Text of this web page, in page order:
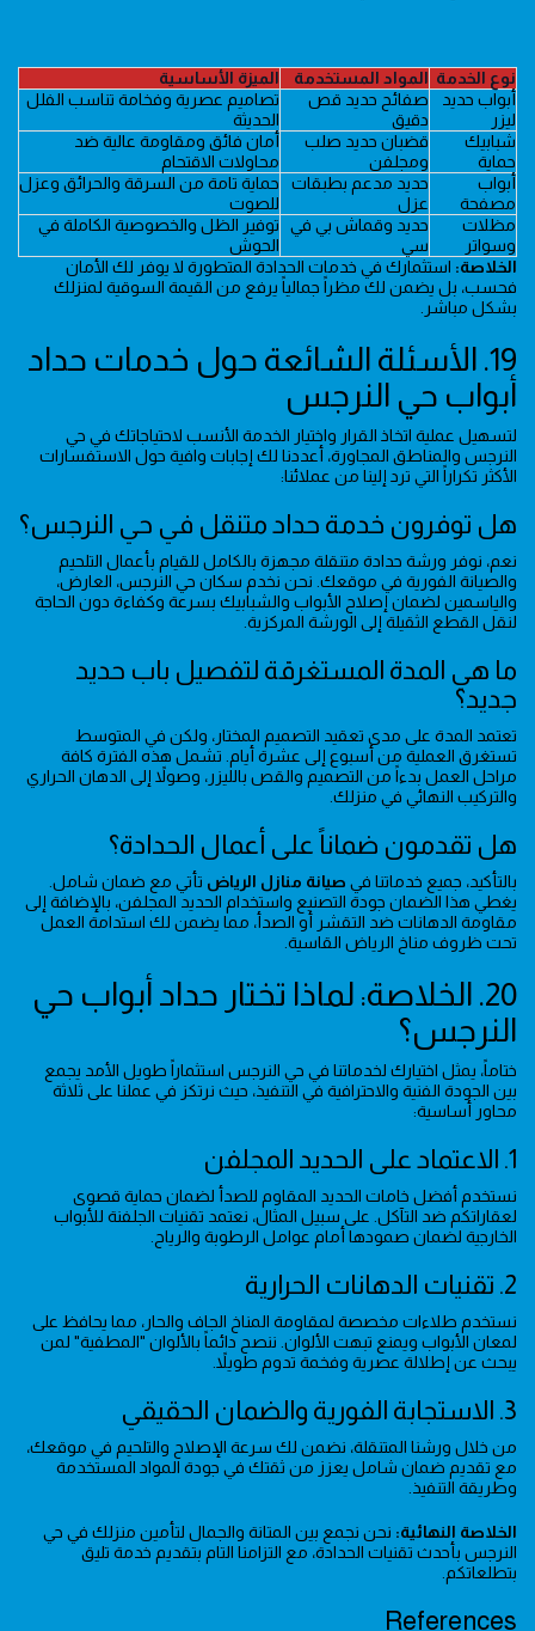
نوع الخدمة المواد المستخدمة
الميزة الأساسية
أبواب حديد
ليزر
صفائح حديد قص
دقيق
تصاميم عصرية وفخامة تناسب الفلل
الحديثة
شبابيك
حماية
قضبان حديد صلب
ومجلفن
أمان فائق ومقاومة عالية ضد
محاولات الاقتحام
أبواب
مصفحة
حديد مدعم بطبقات
عزل
حماية تامة من السرقة والحرائق وعزل
للصوت
مظلات
وسواتر
حديد وقماش بي في
سي
توفير الظل والخصوصية الكاملة في
الحوش
الخلاصة: استثمارك في خدمات الحدادة المتطورة لا يوفر لك الأمان
فحسب، بل يضمن لك مظراً جمالياً يرفع من القيمة السوقية لمنزلك
بشكل مباشر.
19. الأسئلة الشائعة حول خدمات حداد
أبواب حي النرجس
لتسهيل عملية اتخاذ القرار واختيار الخدمة الأنسب لاحتياجاتك في حي
النرجس والمناطق المجاورة، أعددنا لك إجابات وافية حول الاستفسارات
الأكثر تكراراً التي ترد إلينا من عملائنا:
هل توفرون خدمة حداد متنقل في حي النرجس؟
نعم، نوفر ورشة حدادة متنقلة مجهزة بالكامل للقيام بأعمال التلحيم
والصيانة الفورية في موقعك. نحن نخدم سكان حي النرجس، العارض،
والياسمين لضمان إصلاح الأبواب والشبابيك بسرعة وكفاءة دون الحاجة
لنقل القطع الثقيلة إلى الورشة المركزية.
ما هي المدة المستغرقة لتفصيل باب حديد
جديد؟
تعتمد المدة على مدى تعقيد التصميم المختار، ولكن في المتوسط
تستغرق العملية من أسبوع إلى عشرة أيام. تشمل هذه الفترة كافة
مراحل العمل بدءاً من التصميم والقص بالليزر، وصولاً إلى الدهان الحراري
والتركيب النهائي في منزلك.
هل تقدمون ضماناً على أعمال الحدادة؟
بالتأكيد، جميع خدماتنا في صيانة منازل الرياض تأتي مع ضمان شامل.
يغطي هذا الضمان جودة التصنيع واستخدام الحديد المجلفن، بالإضافة إلى
مقاومة الدهانات ضد التقشر أو الصدأ، مما يضمن لك استدامة العمل
تحت ظروف مناخ الرياض القاسية.
20. الخلاصة: لماذا تختار حداد أبواب حي
النرجس؟
ختاماً، يمثل اختيارك لخدماتنا في حي النرجس استثماراً طويل الأمد يجمع
بين الجودة الفنية والاحترافية في التنفيذ، حيث نرتكز في عملنا على ثلاثة
محاور أساسية:
1. الاعتماد على الحديد المجلفن
نستخدم أفضل خامات الحديد المقاوم للصدأ لضمان حماية قصوى
لعقاراتكم ضد التآكل. على سبيل المثال، نعتمد تقنيات الجلفنة للأبواب
الخارجية لضمان صمودها أمام عوامل الرطوبة والرياح.
2. تقنيات الدهانات الحرارية
نستخدم طلاءات مخصصة لمقاومة المناخ الجاف والحار، مما يحافظ على
لمعان الأبواب ويمنع تبهت الألوان. ننصح دائماً بالألوان "المطفية" لمن
يبحث عن إطلالة عصرية وفخمة تدوم طويلاً.
3. الاستجابة الفورية والضمان الحقيقي
من خلال ورشنا المتنقلة، نضمن لك سرعة الإصلاح والتلحيم في موقعك،
مع تقديم ضمان شامل يعزز من ثقتك في جودة المواد المستخدمة
وطريقة التنفيذ.
الخلاصة النهائية: نحن نجمع بين المتانة والجمال لتأمين منزلك في حي
النرجس بأحدث تقنيات الحدادة، مع التزامنا التام بتقديم خدمة تليق
بتطلعاتكم.
References